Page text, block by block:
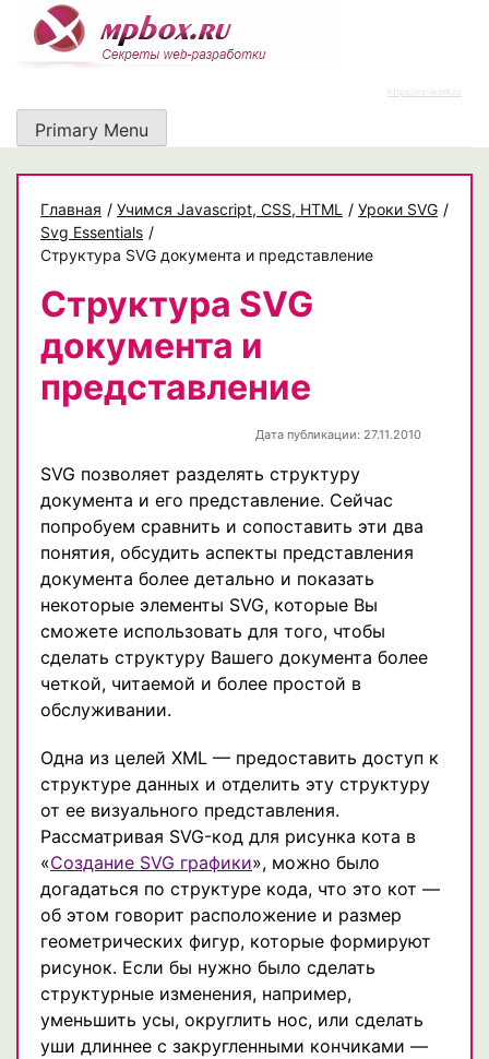
content
https://rz-work.ru
Primary Menu
Главная / Учимся Javascript, CSS, HTML / Уроки SVG /
Svg Essentials /
Структура SVG документа и представление
Структура SVG
документа и
представление
Дата публикации: 27.11.2010
SVG позволяет разделять структуру
документа и его представление. Сейчас
попробуем сравнить и сопоставить эти два
понятия, обсудить аспекты представления
документа более детально и показать
некоторые элементы SVG, которые Вы
сможете использовать для того, чтобы
сделать структуру Вашего документа более
четкой, читаемой и более простой в
обслуживании.
Одна из целей XML — предоставить доступ к
структуре данных и отделить эту структуру
от ее визуального представления.
Рассматривая SVG-код для рисунка кота в
«Создание SVG графики», можно было
догадаться по структуре кода, что это кот —
об этом говорит расположение и размер
геометрических фигур, которые формируют
рисунок. Если бы нужно было сделать
структурные изменения, например,
уменьшить усы, округлить нос, или сделать
уши длиннее с закругленными кончиками —